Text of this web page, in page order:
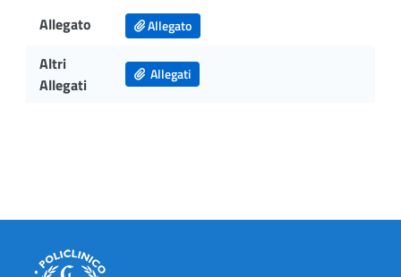
Allegato Allegato
Altri
Allegati
Allegati